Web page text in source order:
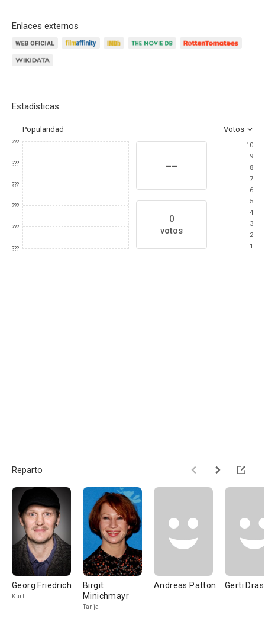
Enlaces externos
Estadísticas
Popularidad Votos
???
???
???
???
???
???
--
0
votos
10
9
8
7
6
5
4
3
2
1
Reparto
Georg Friedrich
Kurt
Birgit
Minichmayr
Tanja
Andreas Patton Gerti